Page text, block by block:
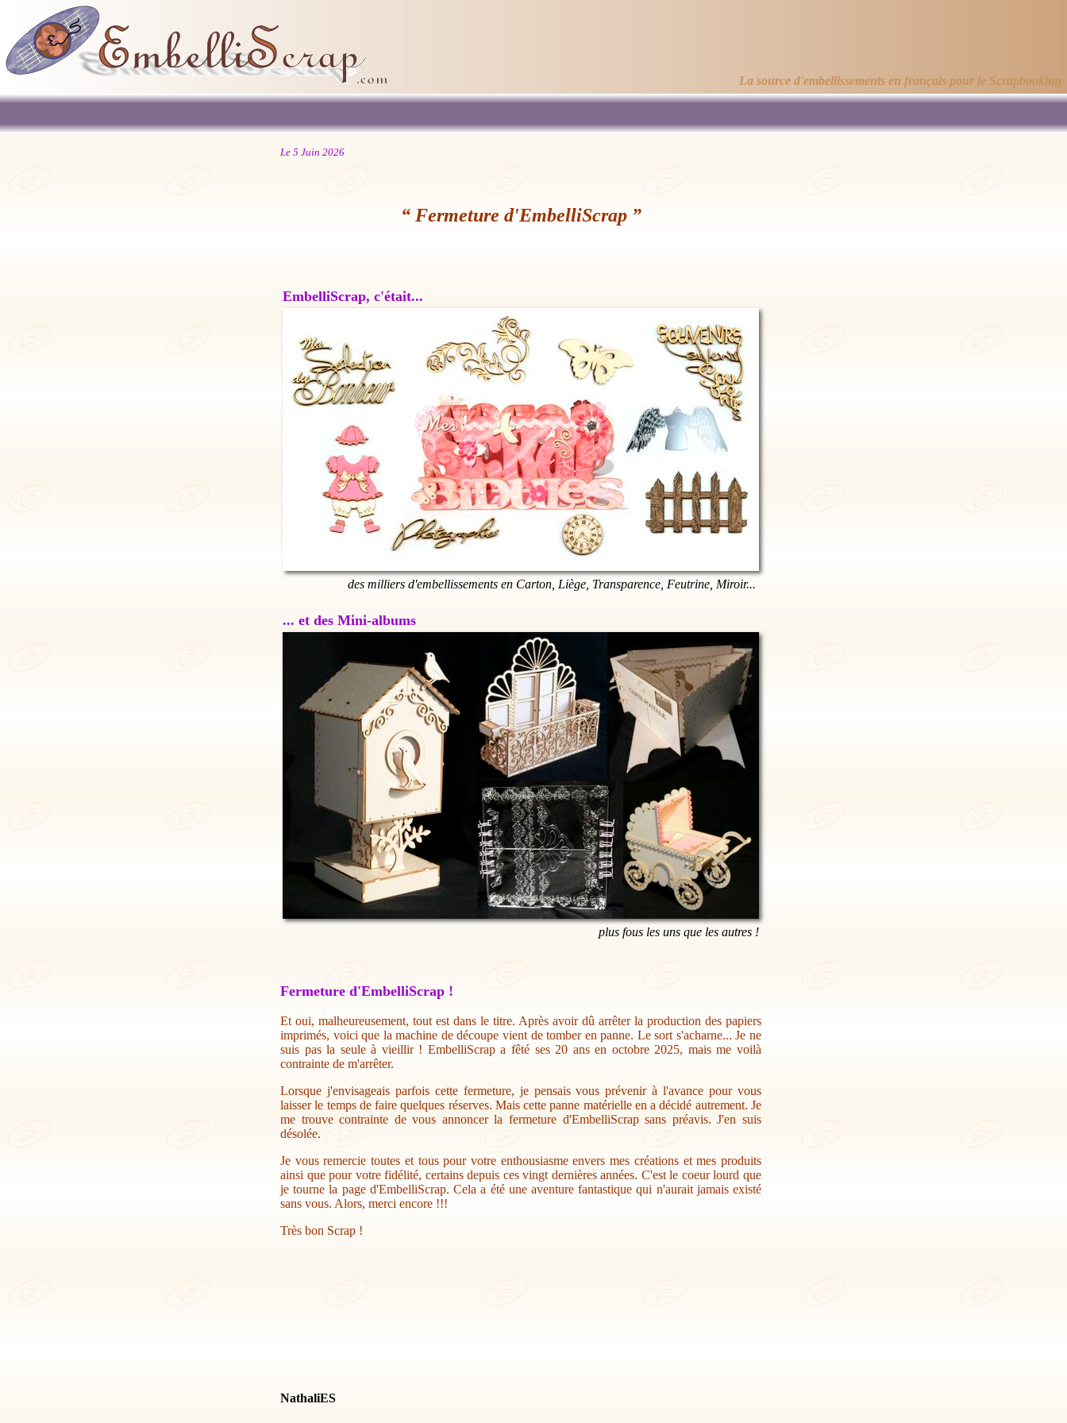
La source d'embellissements en français pour le Scrapbooking
Le 5 Juin 2026
“ Fermeture d'EmbelliScrap ”
EmbelliScrap, c'était...
des milliers d'embellissements en Carton, Liège, Transparence, Feutrine, Miroir...
... et des Mini-albums
plus fous les uns que les autres !
Fermeture d'EmbelliScrap !
Et oui, malheureusement, tout est dans le titre. Après avoir dû arrêter la production des papiers
imprimés, voici que la machine de découpe vient de tomber en panne. Le sort s'acharne... Je ne
suis pas la seule à vieillir ! EmbelliScrap a fêté ses 20 ans en octobre 2025, mais me voilà
contrainte de m'arrêter.
Lorsque j'envisageais parfois cette fermeture, je pensais vous prévenir à l'avance pour vous
laisser le temps de faire quelques réserves. Mais cette panne matérielle en a décidé autrement. Je
me trouve contrainte de vous annoncer la fermeture d'EmbelliScrap sans préavis. J'en suis
désolée.
Je vous remercie toutes et tous pour votre enthousiasme envers mes créations et mes produits
ainsi que pour votre fidélité, certains depuis ces vingt dernières années. C'est le coeur lourd que
je tourne la page d'EmbelliScrap. Cela a été une aventure fantastique qui n'aurait jamais existé
sans vous. Alors, merci encore !!!
Très bon Scrap !
NathaliES